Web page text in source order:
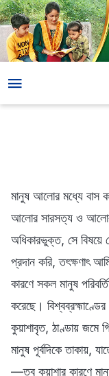
মানুষ আলোর মধ্যে বাস
আলোর সারসত্য ও
অধিকারভুক্ত, সে
প্রদান করি, তৎক্ষণাৎ
কারণে সকল মানুষ
করেছে।
কুয়াশাবৃত, ঠাণ্ডায় জমে
মানুষ পূর্বদিকে তাকায়,
—তবু কুয়াশার কারণে